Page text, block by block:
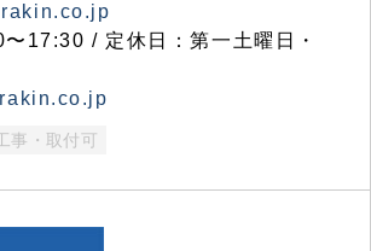
17:30 / 定休日：第一土曜日・
事・取付可